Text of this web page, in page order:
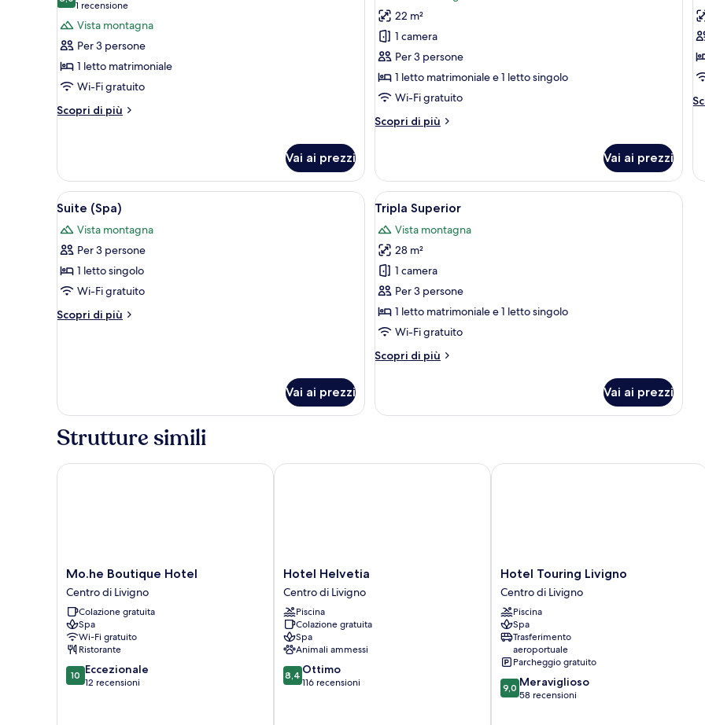
foto
per
Camera
Standard
8,0 su 10
1 recensione
(1
recensione)
Vista montagna
Per 3 persone
1 letto matrimoniale
Wi-Fi gratuito
Scopri di più
Altri
Vai ai prezzi
foto
per
Tripla
Standard
22 m²
1 camera
Per 3 persone
1 letto matrimoniale e 1 letto singolo
Wi-Fi gratuito
Scopri di più
Altri
Standard
Vai ai prezzi
Apri
tutte
le
foto
per
Suite
(Spa)
Una camera da letto moderna con un letto grande, un'armadio in legno, una zona salotto con sedie e un
4
Suite (Spa)
Vista montagna
Per 3 persone
1 letto singolo
Wi-Fi gratuito
Scopri di più
Altri
Vai ai prezzi
Apri
tutte
le
foto
per
Tripla
Superior
Una camera d'albergo con un letto,
4
Tripla Superior
Vista montagna
28 m²
1 camera
Per 3 persone
1 letto matrimoniale e 1 letto singolo
Wi-Fi gratuito
Scopri di più
Altri
Superior
Vai ai prezzi
Strutture simili
Mo.he
Boutique
Hotel
Centro
di
Livigno
Mo.he Boutique Hotel
Centro di Livigno
Colazione gratuita
Spa
Wi-Fi gratuito
Ristorante
10.0
su
10 Eccezionale
12 recensioni
Mo.he Boutique Hotel
Hotel
Helvetia
Centro
di
Livigno
Hotel Helvetia
Centro di Livigno
Piscina
Colazione gratuita
Spa
Animali ammessi
8.4
su
8,4 Ottimo
116 recensioni
Hotel Helvetia
Hotel
Touring
Livigno
Centro
di
Livigno
Hotel Touring Livigno
Centro di Livigno
Piscina
Spa
Trasferimento
aeroportuale
Parcheggio gratuito
9.0
su
9,0 Meraviglioso
58 recensioni
Hotel Touring Livigno